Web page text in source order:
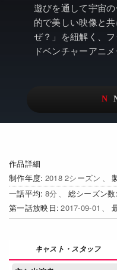
遊びを通して宇宙
的で美しい映像と
ぜ？」を紐解く、
ドベンチャーアニメ
作品詳細
制作年度 2018 2シーズン
一話平均 8 総シーズン数
第一話放映日 2017-09-01